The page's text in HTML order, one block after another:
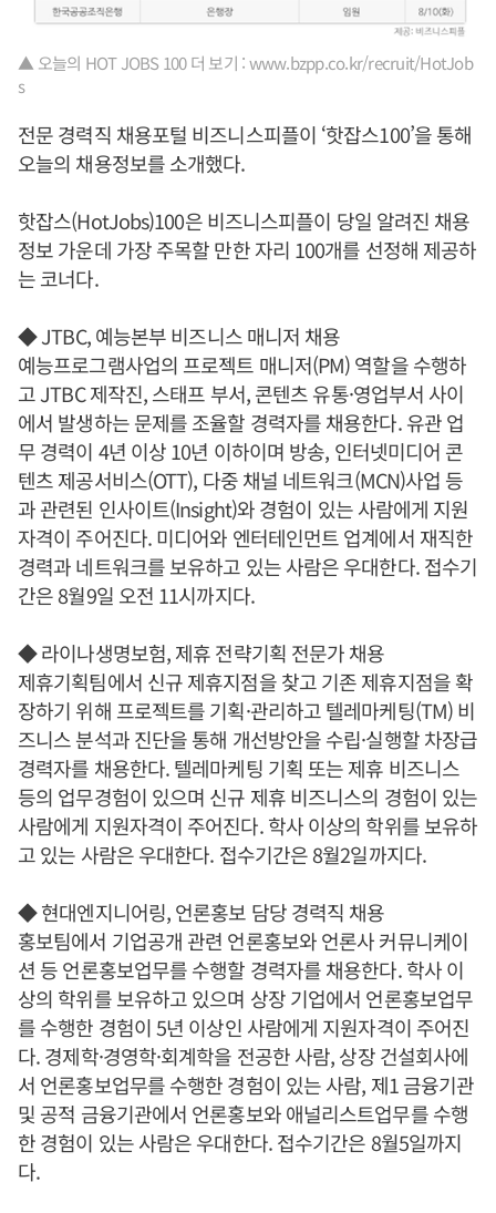
▲ 오늘의 HOT JOBS 100 더 보기 : www.bzpp.co.kr/recruit/HotJob
s
전문 경력직 채용포털 비즈니스피플이 ‘핫잡스100’을 통해
오늘의 채용정보를 소개했다.
핫잡스(HotJobs)100은 비즈니스피플이 당일 알려진 채용
정보 가운데 가장 주목할 만한 자리 100개를 선정해 제공하
는 코너다.
◆ JTBC, 예능본부 비즈니스 매니저 채용
예능프로그램사업의 프로젝트 매니저(PM) 역할을 수행하
고 JTBC 제작진, 스태프 부서, 콘텐츠 유통·영업부서 사이
에서 발생하는 문제를 조율할 경력자를 채용한다. 유관 업
무 경력이 4년 이상 10년 이하이며 방송, 인터넷미디어 콘
텐츠 제공서비스(OTT), 다중 채널 네트워크(MCN)사업 등
과 관련된 인사이트(Insight)와 경험이 있는 사람에게 지원
자격이 주어진다. 미디어와 엔터테인먼트 업계에서 재직한
경력과 네트워크를 보유하고 있는 사람은 우대한다. 접수기
간은 8월9일 오전 11시까지다.
◆ 라이나생명보험, 제휴 전략기획 전문가 채용
제휴기획팀에서 신규 제휴지점을 찾고 기존 제휴지점을 확
장하기 위해 프로젝트를 기획·관리하고 텔레마케팅(TM) 비
즈니스 분석과 진단을 통해 개선방안을 수립·실행할 차장급
경력자를 채용한다. 텔레마케팅 기획 또는 제휴 비즈니스
등의 업무경험이 있으며 신규 제휴 비즈니스의 경험이 있는
사람에게 지원자격이 주어진다. 학사 이상의 학위를 보유하
고 있는 사람은 우대한다. 접수기간은 8월2일까지다.
◆ 현대엔지니어링, 언론홍보 담당 경력직 채용
홍보팀에서 기업공개 관련 언론홍보와 언론사 커뮤니케이
션 등 언론홍보업무를 수행할 경력자를 채용한다. 학사 이
상의 학위를 보유하고 있으며 상장 기업에서 언론홍보업무
를 수행한 경험이 5년 이상인 사람에게 지원자격이 주어진
다. 경제학·경영학·회계학을 전공한 사람, 상장 건설회사에
서 언론홍보업무를 수행한 경험이 있는 사람, 제1 금융기관
및 공적 금융기관에서 언론홍보와 애널리스트업무를 수행
한 경험이 있는 사람은 우대한다. 접수기간은 8월5일까지
다.